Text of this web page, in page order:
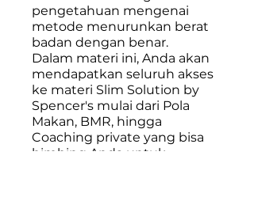
pengetahuan mengenai
metode menurunkan berat
badan dengan benar.
Dalam materi ini, Anda akan
mendapatkan seluruh akses
ke materi Slim Solution by
Spencer's mulai dari Pola
Makan, BMR, hingga
Coaching private yang bisa
bimbing Anda untuk